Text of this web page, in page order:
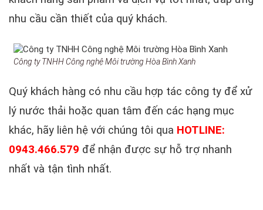
nhu cầu cần thiết của quý khách.
Công ty TNHH Công nghệ Môi trường Hòa Bình Xanh
Quý khách hàng có nhu cầu hợp tác công ty để xử
lý nước thải hoặc quan tâm đến các hạng mục
khác, hãy liên hệ với chúng tôi qua HOTLINE:
0943.466.579 để nhận được sự hỗ trợ nhanh
nhất và tận tình nhất.